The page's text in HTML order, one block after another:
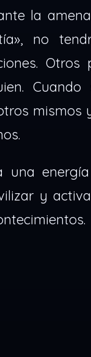
la
no
Otros
Cuando
mismos
una
y